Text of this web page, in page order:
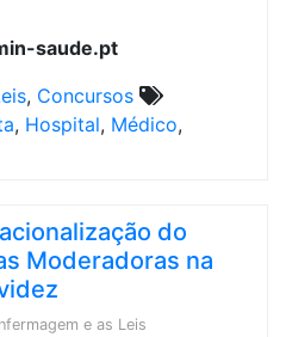
saude.pt
, Concursos
, Hospital, Médico,
do
Moderadoras na
e as Leis